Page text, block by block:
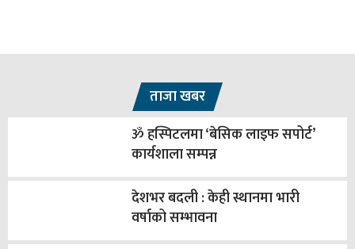
ताजा खबर
ॐ हस्पिटलमा ‘बेसिक लाइफ सपोर्ट’
कार्यशाला सम्पन्न
देशभर बदली : केही स्थानमा भारी
वर्षाको सम्भावना